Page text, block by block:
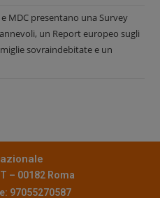
MDC presentano una Survey
un Report europeo sugli
sovraindebitate e un
– 00182 Roma
97055270587